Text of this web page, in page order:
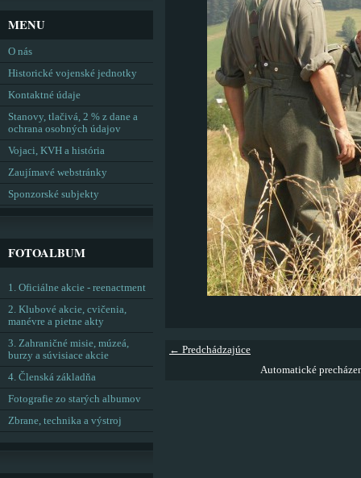
← Predchádzajúce
Automatické
MENU
O nás
Historické vojenské jednotky
Kontaktné údaje
Stanovy, tlačivá, 2 % z dane a
ochrana osobných údajov
Vojaci, KVH a história
Zaujímavé webstránky
Sponzorské subjekty
FOTOALBUM
1. Oficiálne akcie - reenactment
2. Klubové akcie, cvičenia,
manévre a pietne akty
3. Zahraničné misie, múzeá,
burzy a súvisiace akcie
4. Členská základňa
Fotografie zo starých albumov
Zbrane, technika a výstroj